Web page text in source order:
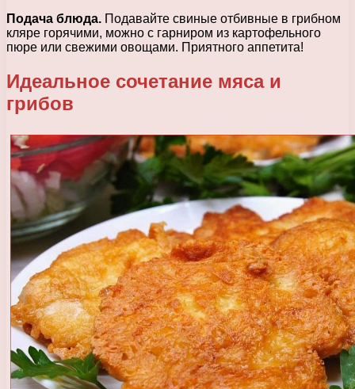
Подача блюда. Подавайте свиные отбивные в грибном
кляре горячими, можно с гарниром из картофельного
пюре или свежими овощами. Приятного аппетита!
Идеальное сочетание мяса и
грибов